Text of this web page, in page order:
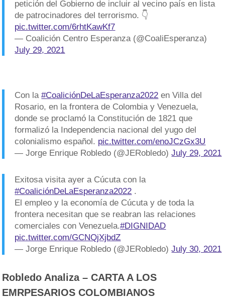
petición del Gobierno de incluir al vecino país en lista
de patrocinadores del terrorismo. 👇
pic.twitter.com/6rhtKawKf7
— Coalición Centro Esperanza (@CoaliEsperanza)
July 29, 2021
Con la#CoaliciónDeLaEsperanza2022 en Villa del
Rosario, en la frontera de Colombia y Venezuela,
donde se proclamó la Constitución de 1821 que
formalizó la Independencia nacional del yugo del
colonialismo español. pic.twitter.com/enoJCzGx3U
— Jorge Enrique Robledo (@JERobledo)July 29, 2021
Exitosa visita ayer a Cúcuta con la
#CoaliciónDeLaEsperanza2022 .
El empleo y la economía de Cúcuta y de toda la
frontera necesitan que se reabran las relaciones
comerciales con Venezuela.#DIGNIDAD
pic.twitter.com/GCNQjXjbdZ
— Jorge Enrique Robledo (@JERobledo)July 30, 2021
Robledo Analiza – CARTA A LOS
EMRPESARIOS COLOMBIANOS